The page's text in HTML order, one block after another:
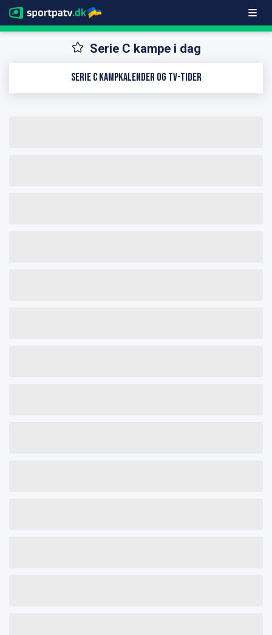
Serie C kampe i dag
Serie C kampkalender og TV-tider